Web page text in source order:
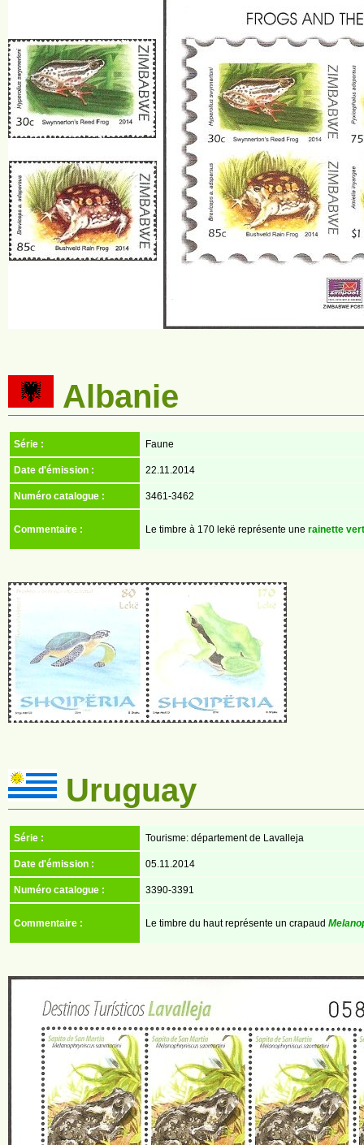
Albanie
Série : Faune
Date d'émission : 22.11.2014
Numéro catalogue : 3461-3462
Commentaire : Le timbre à 170 lekë représente une rainette
Uruguay
Série : Tourisme: département de Lavalleja
Date d'émission : 05.11.2014
Numéro catalogue : 3390-3391
Commentaire : Le timbre du haut représente un crapaud